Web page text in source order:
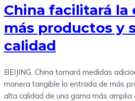
China facilitará la
más productos y
calidad
BEIJING, China tomará medidas
manera tangible la entrada de más
alta calidad de una gama más amplia